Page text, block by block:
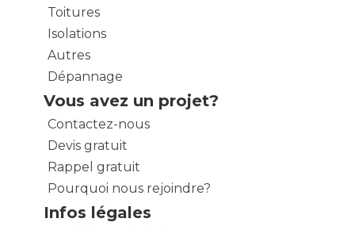
Toitures
Isolations
Autres
Dépannage
Vous avez un projet?
Contactez-nous
Devis gratuit
Rappel gratuit
Pourquoi nous rejoindre?
Infos légales